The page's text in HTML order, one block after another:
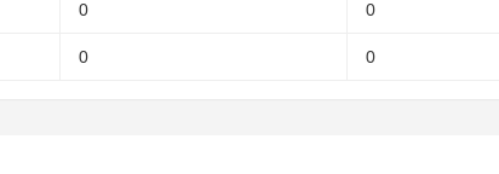
0 0
0 0